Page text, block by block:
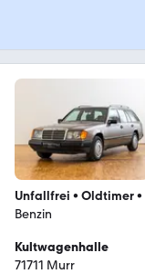
Unfallfrei • Oldtimer•
Benzin
Kultwagenhalle
71711 Murr